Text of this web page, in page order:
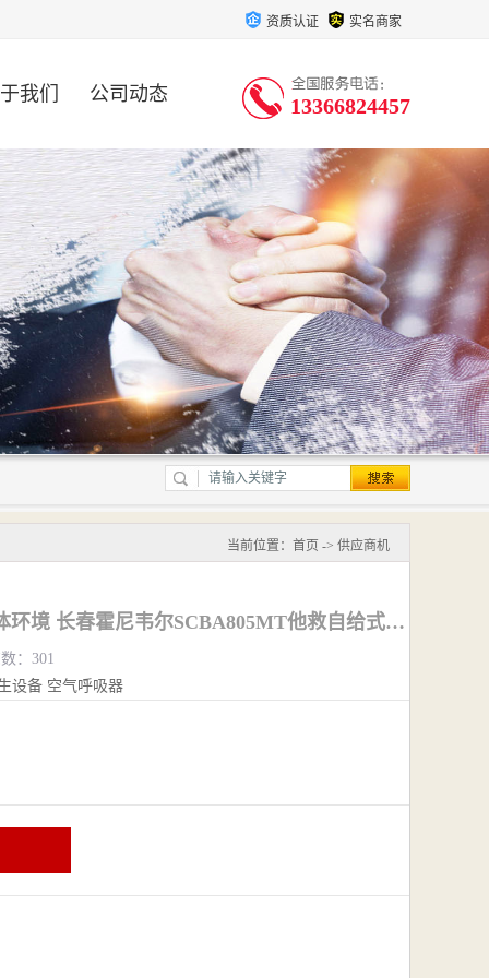
资质认证 实名商家
我们 公司动态 13366824457
当前位置： 首页 -> 供应商机
供气式呼吸器 有毒气体环境 长春霍尼韦尔SCBA805MT他救自给式空呼
：301
设备 空气呼吸器